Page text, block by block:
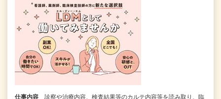
仕事内容
診察や治療内容、検査結果等のカルテ内容等を読み取り、臨